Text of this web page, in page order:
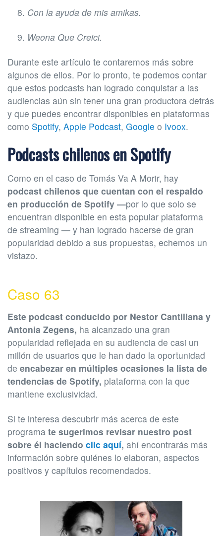
Con la ayuda de mis amikas.
Weona Que Creici.
Durante este artículo te contaremos más sobre
algunos de ellos. Por lo pronto, te podemos contar
que estos podcasts han logrado conquistar a las
audiencias aún sin tener una gran productora detrás
y que puedes encontrar disponibles en plataformas
como Spotify, Apple Podcast, Google o Ivoox.
Podcasts chilenos en Spotify
Como en el caso de Tomás Va A Morir, hay
podcast chilenos que cuentan con el respaldo
en producción de Spotify —por lo que solo se
encuentran disponible en esta popular plataforma
de streaming — y han logrado hacerse de gran
popularidad debido a sus propuestas, echemos un
vistazo.
Caso 63
Este podcast conducido por Nestor Cantillana y
Antonia Zegens, ha alcanzado una gran
popularidad reflejada en su audiencia de casi un
millón de usuarios que le han dado la oportunidad
de encabezar en múltiples ocasiones la lista de
tendencias de Spotify, plataforma con la que
mantiene exclusividad.
Si te interesa descubrir más acerca de este
programa te sugerimos revisar nuestro post
sobre él haciendo clic aquí, ahí encontrarás más
información sobre quiénes lo elaboran, aspectos
positivos y capítulos recomendados.